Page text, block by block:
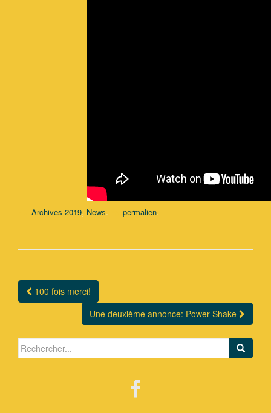
Archives 2019, News. permalien.
Navigation Article
100 fois merci!
Une deuxième annonce: Power Shake
Search for: